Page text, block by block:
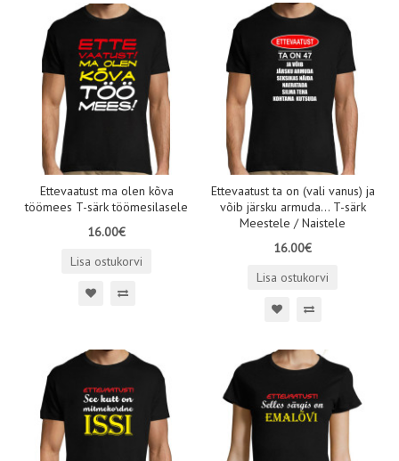
Ettevaatust ma olen kõva
töömees T-särk töömesilasele
16.00€
Lisa ostukorvi
Ettevaatust ta on (vali vanus) ja
võib järsku armuda... T-särk
Meestele / Naistele
16.00€
Lisa ostukorvi